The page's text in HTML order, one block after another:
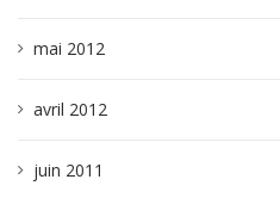
mai 2012
avril 2012
juin 2011